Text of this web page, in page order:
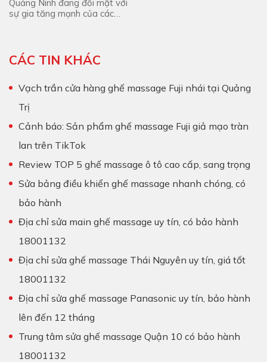
Quảng Ninh đang đối mặt với
sự gia tăng mạnh của các
CÁC TIN KHÁC
Vạch trần cửa hàng ghế massage Fuji nhái tại Quảng
Trị
Cảnh báo: Sản phẩm ghế massage Fuji giả mạo tràn
lan trên TikTok
Review TOP 5 ghế massage ô tô cao cấp, sang trọng
Sửa bảng điều khiển ghế massage nhanh chóng, có
bảo hành
Địa chỉ sửa main ghế massage uy tín, có bảo hành
18001132
Địa chỉ sửa ghế massage Thái Nguyên uy tín, giá tốt
18001132
Địa chỉ sửa ghế massage Panasonic uy tín, bảo hành
lên đến 12 tháng
Trung tâm sửa ghế massage Quận 10 có bảo hành
18001132